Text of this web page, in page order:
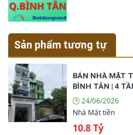
Sản phẩm tương tự
BÁN NHÀ MẶT
BÌNH TÂN | 4
🕒 24/06/2026
Nhà Mặt tiền
10.8 Tỷ